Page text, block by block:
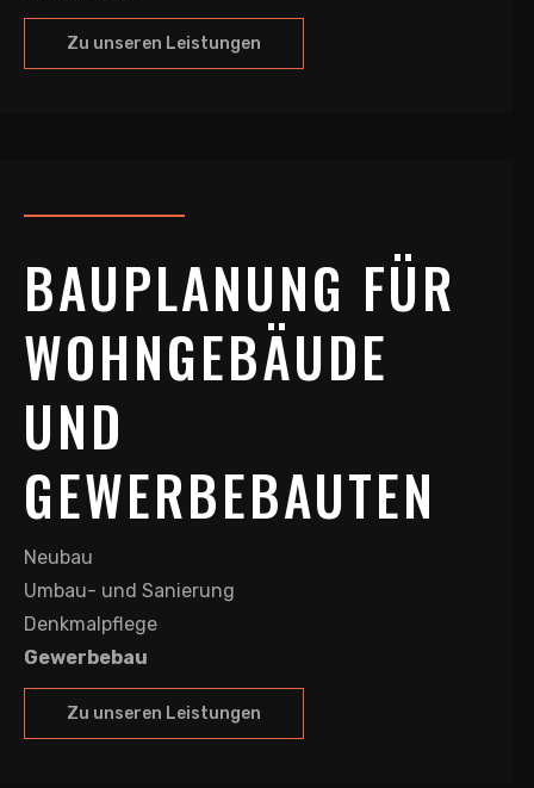
Zu unseren Leistungen
BAUPLANUNG FÜR
WOHNGEBÄUDE
UND
GEWERBEBAUTEN
Neubau
Umbau- und Sanierung
Denkmalpflege
Gewerbebau
Zu unseren Leistungen